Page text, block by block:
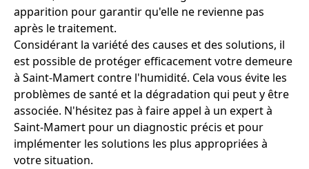
apparition pour garantir qu'elle ne revienne pas
après le traitement.
Considérant la variété des causes et des solutions, il
est possible de protéger efficacement votre demeure
à Saint-Mamert contre l'humidité. Cela vous évite les
problèmes de santé et la dégradation qui peut y être
associée. N'hésitez pas à faire appel à un expert à
Saint-Mamert pour un diagnostic précis et pour
implémenter les solutions les plus appropriées à
votre situation.